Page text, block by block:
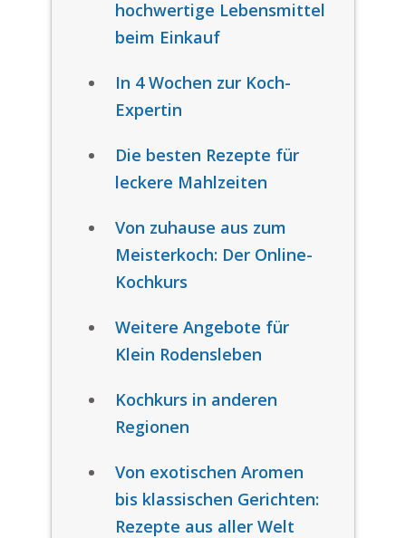
hochwertige Lebensmittel
beim Einkauf
In 4 Wochen zur Koch-
Expertin
Die besten Rezepte für
leckere Mahlzeiten
Von zuhause aus zum
Meisterkoch: Der Online-
Kochkurs
Weitere Angebote für
Klein Rodensleben
Kochkurs in anderen
Regionen
Von exotischen Aromen
bis klassischen Gerichten:
Rezepte aus aller Welt